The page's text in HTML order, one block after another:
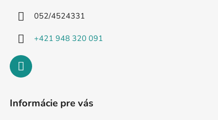
052/4524331
+421 948 320 091
Informácie pre vás